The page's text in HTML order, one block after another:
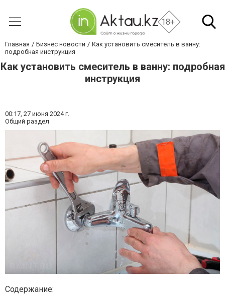
18+
Главная Бизнес новости
Как установить смеситель в ванну:
подробная инструкция
Как установить смеситель в ванну: подробная
инструкция
00:17, 27 июня 2024 г.
Общий раздел
Содержание: